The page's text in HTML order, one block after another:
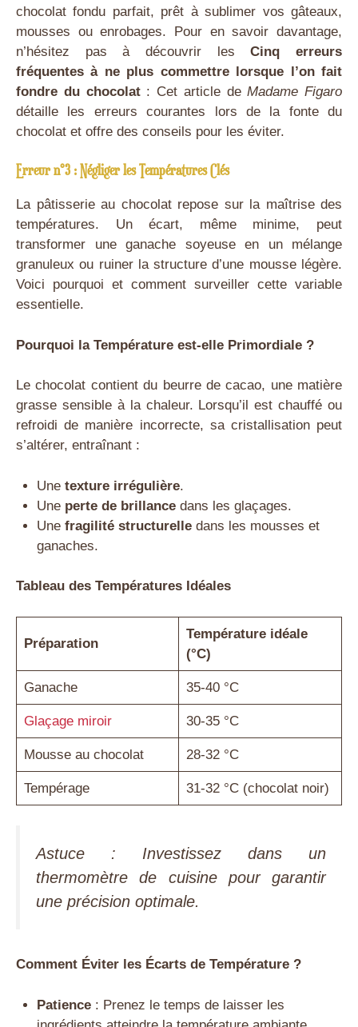
chocolat fondu parfait, prêt à sublimer vos gâteaux,
mousses ou enrobages. Pour en savoir davantage,
n’hésitez pas à découvrir lesCinq erreurs
fréquentes à ne plus commettre lorsque l’on fait
fondre du chocolat: Cet article deMadame Figaro
détaille les erreurs courantes lors de la fonte du
chocolat et offre des conseils pour les éviter.
Erreur n°3 : Négliger les Températures Clés
La pâtisserie au chocolat repose sur la maîtrise des
températures. Un écart, même minime, peut
transformer une ganache soyeuse en un mélange
granuleux ou ruiner la structure d’une mousse légère.
Voici pourquoi et comment surveiller cette variable
essentielle.
Pourquoi la Température est-elle Primordiale ?
Le chocolat contient du beurre de cacao, une matière
grasse sensible à la chaleur. Lorsqu’il est chauffé ou
refroidi de manière incorrecte, sa cristallisation peut
s’altérer, entraînant :
Une texture irrégulière.
Une perte de brillancedans les glaçages.
Une fragilité structurelledans les mousses et
ganaches.
Tableau des Températures Idéales
Préparation
Température idéale
(°C)
Ganache 35-40 °C
Glaçage miroir 30-35 °C
Mousse au chocolat 28-32 °C
Tempérage 31-32 °C (chocolat noir)
Astuce : Investissez dans un
thermomètre de cuisine pour garantir
une précision optimale.
Comment Éviter les Écarts de Température ?
Patience: Prenez le temps de laisser les